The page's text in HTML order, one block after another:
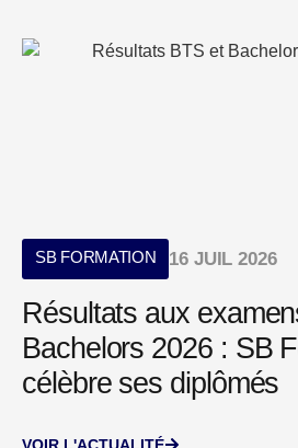
SB FORMATION 16 JUIL 2026
Résultats aux
Bachelors 2026 : SB
célèbre ses diplômés